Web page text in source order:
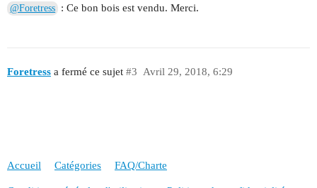
@Foretress : Ce bon bois est vendu. Merci.
Foretress a fermé ce sujet Avril 29, 2018, 6:29
#3
Accueil Catégories FAQ/Charte